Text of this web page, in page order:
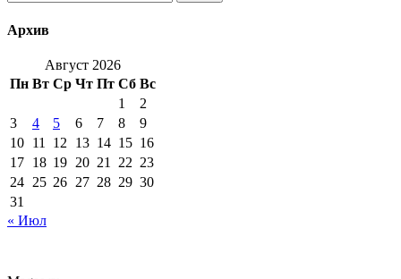
Архив
Август 2026
Пн Вт Ср Чт Пт Сб Вс
1
2
3
4 5 6 7 8
9
10 11 12 13 14 15 16
17 18 19 20 21 22 23
24 25 26 27 28 29 30
31
« Июл